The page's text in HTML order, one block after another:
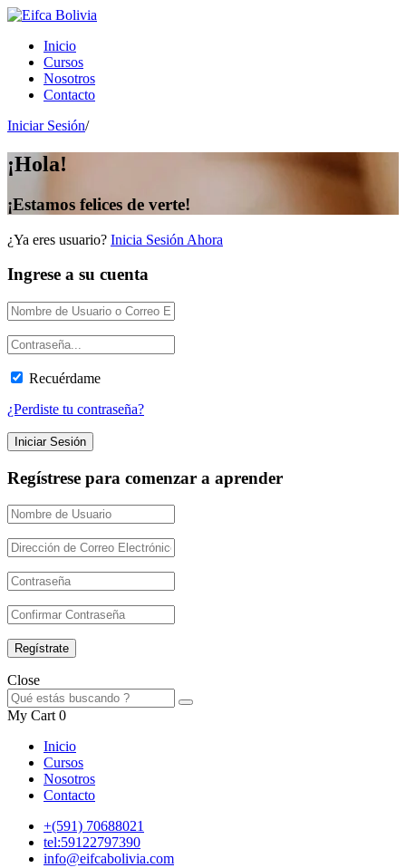
Inicio
Cursos
Nosotros
Contacto
Iniciar Sesión/
¡Hola!
¡Estamos felices de verte!
¿Ya eres usuario? Inicia Sesión Ahora
Ingrese a su cuenta
Recuérdame
¿Perdiste tu contraseña?
Regístrese para comenzar a aprender
Close
My Cart 0
Inicio
Cursos
Nosotros
Contacto
+(591) 70688021
tel:59122797390
info@eifcabolivia.com